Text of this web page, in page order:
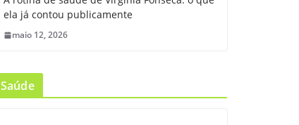
ela já contou publicamente
maio 12, 2026
Saúde